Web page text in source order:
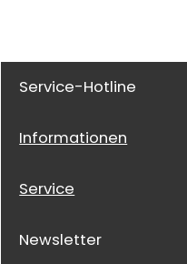
Service-Hotline
Informationen
Service
Newsletter